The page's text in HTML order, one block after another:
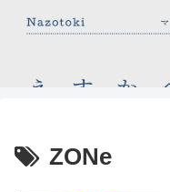
ZONe